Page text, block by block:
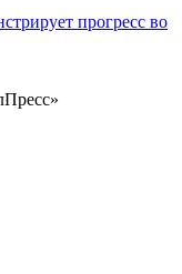
прогресс во